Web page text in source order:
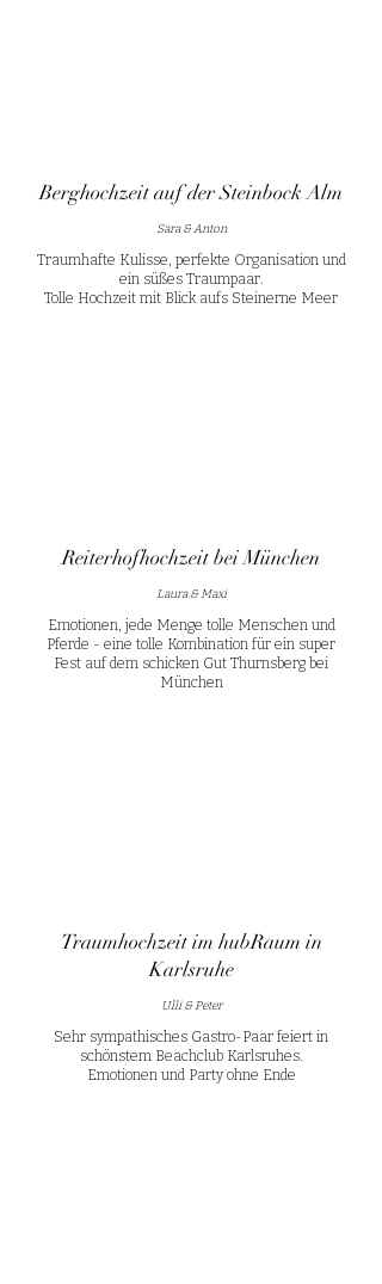
Berghochzeit auf der Steinbock Alm
Sara & Anton
Traumhafte Kulisse, perfekte Organisation und
ein süßes Traumpaar.
Tolle Hochzeit mit Blick aufs Steinerne Meer
Reiterhofhochzeit bei München
Laura & Maxi
Emotionen, jede Menge tolle Menschen und
Pferde - eine tolle Kombination für ein super
Fest auf dem schicken Gut Thurnsberg bei
München
Traumhochzeit im hubRaum in
Karlsruhe
Ulli & Peter
Sehr sympathisches Gastro-Paar feiert in
schönstem Beachclub Karlsruhes.
Emotionen und Party ohne Ende